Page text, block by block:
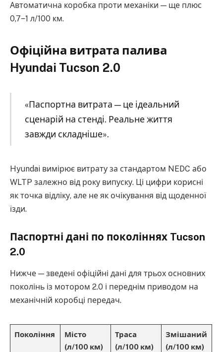
Автоматична коробка проти механіки — ще плюс
0,7‒1 л/100 км.
Офіційна витрата палива
Hyundai Tucson 2.0
«Паспортна витрата — це ідеальний
сценарій на стенді. Реальне життя
завжди складніше».
Hyundai вимірює витрату за стандартом NEDC або
WLTP залежно від року випуску. Ці цифри корисні
як точка відліку, але не як очікування від щоденної
їзди.
Паспортні дані по поколіннях Tucson
2.0
Нижче — зведені офіційні дані для трьох основних
поколінь із мотором 2.0 і переднім приводом на
механічній коробці передач.
Покоління
Місто
(л/100 км)
Траса
(л/100 км)
Змішаний
(л/100 км)